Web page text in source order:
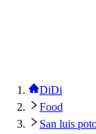
DiDi
Food
San luis